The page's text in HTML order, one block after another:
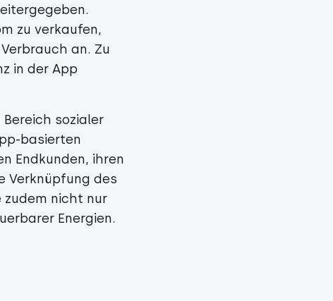
zu verkaufen,
an. Zu
in der App
sozialer
basierten
Endkunden, ihren
Verknüpfung des
zudem nicht nur
Energien.